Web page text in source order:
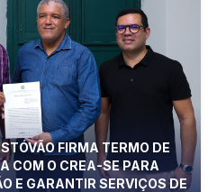
FIRMA TERMO DE
COM O CREA-SE PARA
E GARANTIR SERVIÇOS DE